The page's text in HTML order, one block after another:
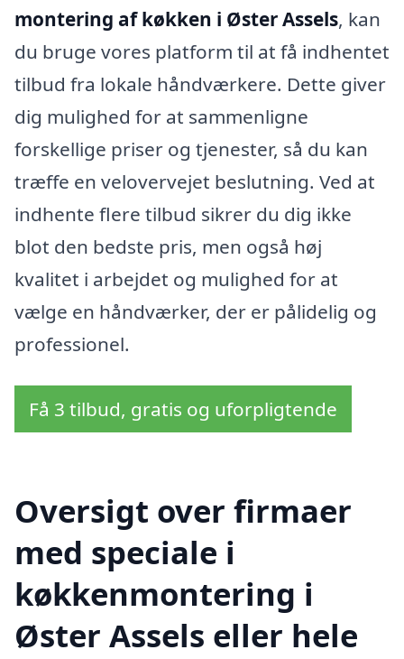
montering af køkken i Øster Assels, kan
du bruge vores platform til at få indhentet
tilbud fra lokale håndværkere. Dette giver
dig mulighed for at sammenligne
forskellige priser og tjenester, så du kan
træffe en velovervejet beslutning. Ved at
indhente flere tilbud sikrer du dig ikke
blot den bedste pris, men også høj
kvalitet i arbejdet og mulighed for at
vælge en håndværker, der er pålidelig og
professionel.
Få 3 tilbud, gratis og uforpligtende
Oversigt over firmaer
med speciale i
køkkenmontering i
Øster Assels eller hele